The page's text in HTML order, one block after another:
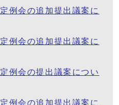
例会の追加提出議案に
例会の追加提出議案に
例会の提出議案につい
例会の追加提出議案に